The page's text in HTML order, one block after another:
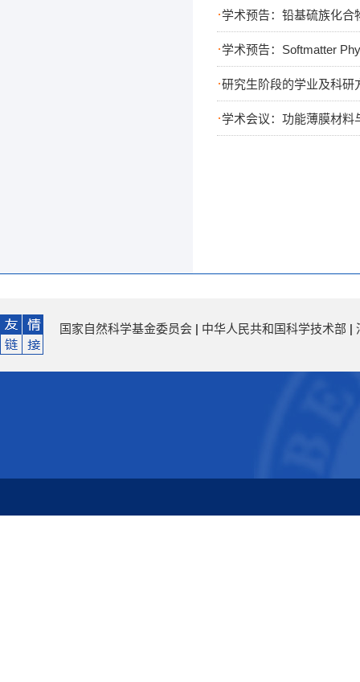
·学术预告：铅基硫族化
·学术预告：Softmatter
·研究生阶段的学业及科
·学术会议：功能薄膜材料
国家自然科学基金委员会 | 中华人民共和国科学技术部 |